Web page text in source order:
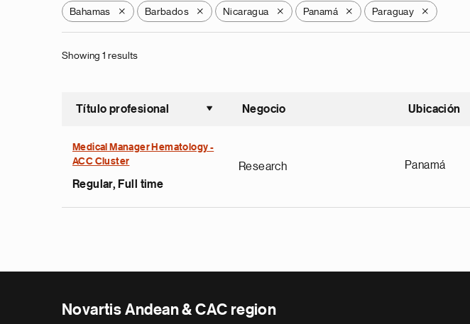
Bahamas X Barbados X Nicaragua X Panamá X Paraguay X
Showing 1 results
Título profesional
Ordenar ascendente
Negocio Ubicación
Medical Manager Hematology -
ACC Cluster
Regular, Full time
Research Panamá
Novartis Andean & CAC region